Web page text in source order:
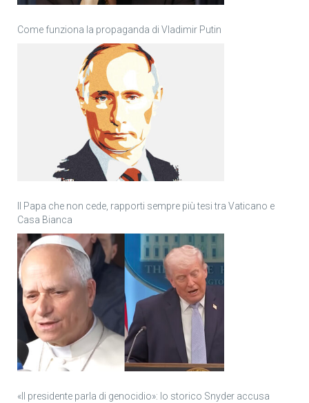
Come funziona la propaganda di Vladimir Putin
Il Papa che non cede, rapporti sempre più tesi tra Vaticano e
Casa Bianca
«Il presidente parla di genocidio»: lo storico Snyder accusa